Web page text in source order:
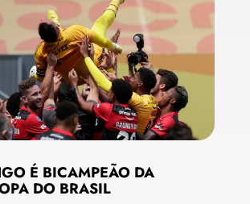
É BICAMPEÃO DA
DO BRASIL